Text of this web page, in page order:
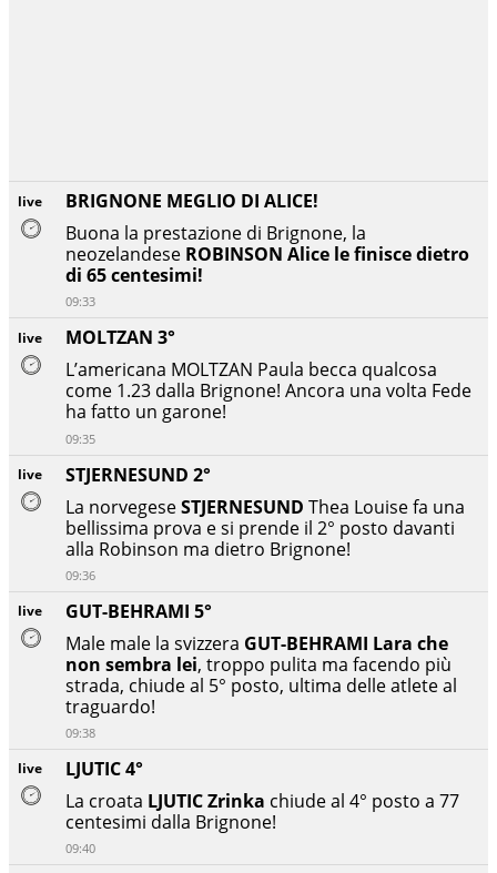
live
LJUTIC 4°
La croata LJUTIC Zrinka chiude al 4° posto a 77
centesimi dalla Brignone!
09:40
live
GUT-BEHRAMI 5°
Male male la svizzera GUT-BEHRAMI Lara che
non sembra lei, troppo pulita ma facendo più
strada, chiude al 5° posto, ultima delle atlete al
traguardo!
09:38
live
STJERNESUND 2°
La norvegeseSTJERNESUND Thea Louise fa una
bellissima prova e si prende il 2° posto davanti
alla Robinson ma dietro Brignone!
09:36
live
MOLTZAN 3°
L’americana MOLTZAN Paula becca qualcosa
come 1.23 dalla Brignone! Ancora una volta Fede
ha fatto un garone!
09:35
live
BRIGNONE MEGLIO DI ALICE!
Buona la prestazione di Brignone, la
neozelandese ROBINSON Alice le finisce dietro
di 65 centesimi!
09:33